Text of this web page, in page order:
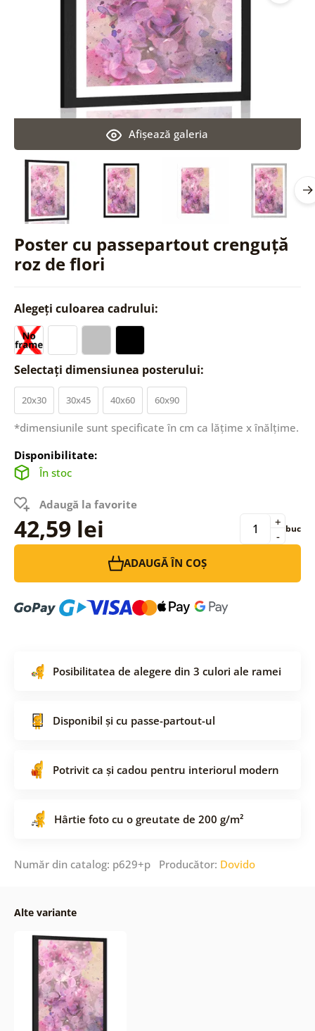
Poster cu passepartout crenguță
roz de flori
Afişează galeria
Alegeți culoarea cadrului:
Selectați dimensiunea posterului:
20x30 30x45 40x60 60x90
*dimensiunile sunt specificate în cm ca lățime x înălțime.
Disponibilitate:
În stoc
Adaugă la favorite
42,59 lei -
+ buc
ADAUGĂ ÎN COȘ
Posibilitatea de alegere din 3 culori ale ramei
Disponibil și cu passe-partout-ul
Potrivit ca și cadou pentru interiorul modern
Hârtie foto cu o greutate de 200 g/m²
Număr din catalog: p629+p Producător: Dovido
Alte variante